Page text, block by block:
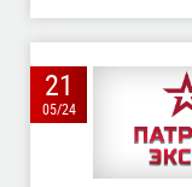
21
05/24